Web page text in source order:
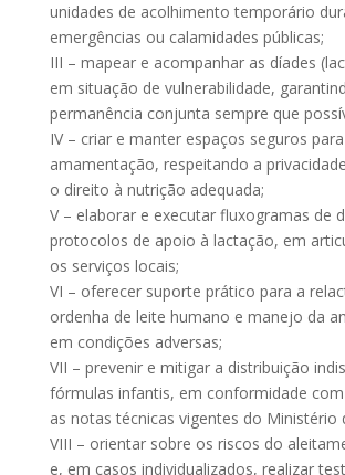
unidades de acolhimento temporário
emergências ou calamidades públicas;
III – mapear e acompanhar as díades
em situação de vulnerabilidade,
permanência conjunta sempre que
IV – criar e manter espaços seguros
amamentação, respeitando a
o direito à nutrição adequada;
V – elaborar e executar fluxogramas de
protocolos de apoio à lactação, em
os serviços locais;
VI – oferecer suporte prático para a
ordenha de leite humano e manejo da
em condições adversas;
VII – prevenir e mitigar a distribuição
fórmulas infantis, em conformidade com
as notas técnicas vigentes do Ministério
VIII – orientar sobre os riscos do
e, em casos individualizados, realizar